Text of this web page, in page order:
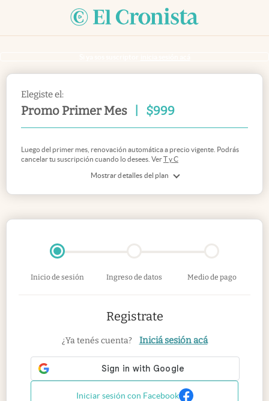
Elegiste el:
Promo Primer Mes $999
Mostrar detalles del plan
Luego del primer mes, renovación automática a precio vigente. Podrás
cancelar tu suscripción cuando lo desees. VerT y C
Inicio de sesión Ingreso de datos Medio de pago
Registrate
¿Ya tenés cuenta? Iniciá sesión acá
Iniciar sesión con Facebook